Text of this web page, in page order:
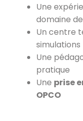
Une
domaine
Un centre
Une
pratique
Une prise
OPCO